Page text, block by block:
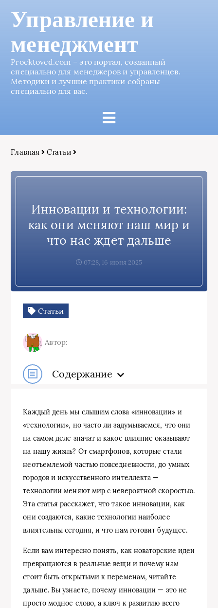
Управление и
менеджмент
Proektoved.com – это портал, созданный
специально для менеджеров и управленцев.
Методики и лучшие практики собраны
специально для вас.
Главная Статьи
Инновации и технологии:
как они меняют наш мир и
что нас ждет дальше
07:28, 16 июня 2025
Статьи
Автор:
Содержание
Каждый день мы слышим слова «инновации» и
«технологии», но часто ли задумываемся, что они
на самом деле значат и какое влияние оказывают
на нашу жизнь? От смартфонов, которые стали
неотъемлемой частью повседневности, до умных
городов и искусственного интеллекта —
технологии меняют мир с невероятной скоростью.
Эта статья расскажет, что такое инновации, как
они создаются, какие технологии наиболее
влиятельны сегодня, и что нам готовит будущее.
Если вам интересно понять, как новаторские идеи
превращаются в реальные вещи и почему нам
стоит быть открытыми к переменам, читайте
дальше. Вы узнаете, почему инновации — это не
просто модное слово, а ключ к развитию всего